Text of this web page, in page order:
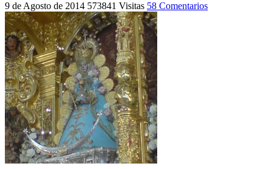
9 de Agosto de 2014 573841 Visitas 58 Comentarios